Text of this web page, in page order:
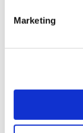
Marketing
Wat is SASE?